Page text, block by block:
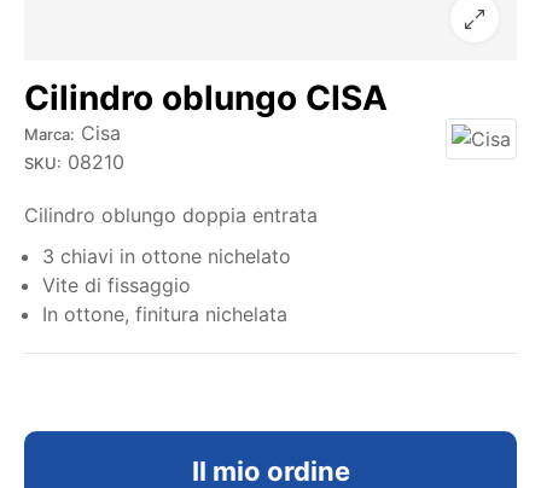
Cilindro oblungo CISA
Marca: Cisa
SKU: 08210
Cilindro oblungo doppia entrata
3 chiavi in ottone nichelato
Vite di fissaggio
In ottone, finitura nichelata
Il mio ordine